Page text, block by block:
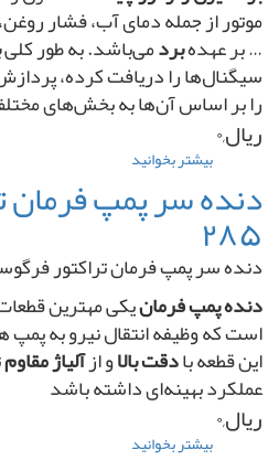
موتور از جمله دمای آب، فشار
… بر عهدهبردمی‌باشد. به طور کلی
سیگنال‌ها را دریافت کرده،
را بر اساس آن‌ها به بخش‌های
ریال,۰
بیشتر بخوانید
دیزل
ژنراتور
اورجینال
دنده سر پمپ فرمان
۲۸۵
دنده سر پمپ فرمان تراکتور فرگوسن ۲۸۵
دنده پمپ فرمانیکی مهترین
است که وظیفه انتقال نیرو به پمپ
این قطعه بادقت بالاو ازآلیاژ مقاوم
عملکرد بهینه‌ای داشته باشد
ریال,۰
بیشتر بخوانید